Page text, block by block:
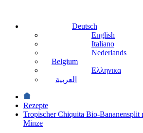
Deutsch
English
Italiano
Nederlands
Belgium
Ελληνικα
العربية
Rezepte
Tropischer Chiquita Bio-Bananensplit
Minze